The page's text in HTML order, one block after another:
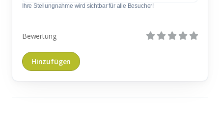
Ihre Stellungnahme wird sichtbar für alle Besucher!
Bewertung